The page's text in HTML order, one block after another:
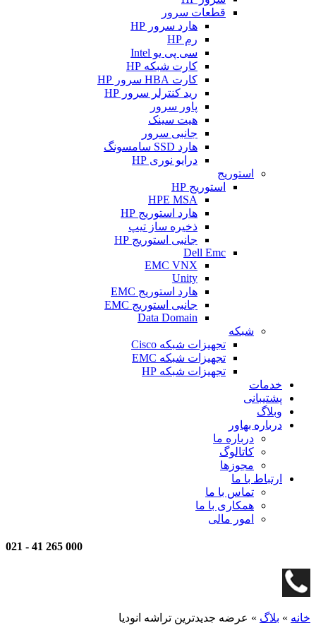
قطعات سرور
هارد سرور HP
رم HP
سی پی یو Intel
کارت شبکه HP
کارت HBA سرور HP
رید کنترلر سرور HP
پاور سرور
هیت سینک
جانبی سرور
هارد SSD سامسونگ
درایو نوری HP
استوریج
استوریج HP
HPE MSA
هارد استوریج HP
ذخیره ساز تیپ
جانبی استوریج HP
Dell Emc
EMC VNX
Unity
هارد استوریج EMC
جانبی استوریج EMC
Data Domain
شبکه
تجهیزات شبکه Cisco
تجهیزات شبکه EMC
تجهیزات شبکه HP
خدمات
پشتیبانی
وبلاگ
درباره بهاور
درباره ما
کاتالوگ
مجوزها
ارتباط با ما
تماس با ما
همکاری با ما
امور مالی
000 265 41
-
خانه » بلاگ » عرضه جدیدترین تراشه انودیا